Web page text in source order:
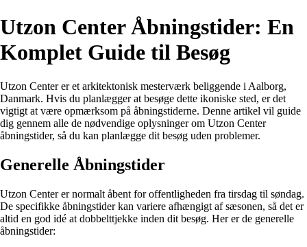
Utzon Center Åbningstider: En
Komplet Guide til Besøg
Utzon Center er et arkitektonisk mesterværk beliggende i Aalborg,
Danmark. Hvis du planlægger at besøge dette ikoniske sted, er det
vigtigt at være opmærksom på åbningstiderne. Denne artikel vil guide
dig gennem alle de nødvendige oplysninger om Utzon Center
åbningstider, så du kan planlægge dit besøg uden problemer.
Generelle Åbningstider
Utzon Center er normalt åbent for offentligheden fra tirsdag til søndag.
De specifikke åbningstider kan variere afhængigt af sæsonen, så det er
altid en god idé at dobbelttjekke inden dit besøg. Her er de generelle
åbningstider: